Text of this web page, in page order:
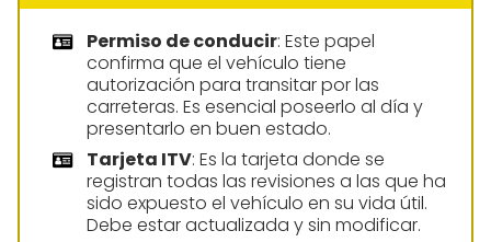
Permiso de conducir: Este papel
confirma que el vehículo tiene
autorización para transitar por las
carreteras. Es esencial poseerlo al día y
presentarlo en buen estado.
Tarjeta ITV: Es la tarjeta donde se
registran todas las revisiones a las que ha
sido expuesto el vehículo en su vida útil.
Debe estar actualizada y sin modificar.